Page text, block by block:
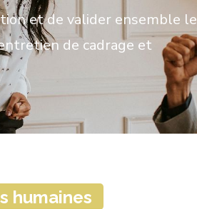
et de valider ensemble le
de cadrage et
humaines